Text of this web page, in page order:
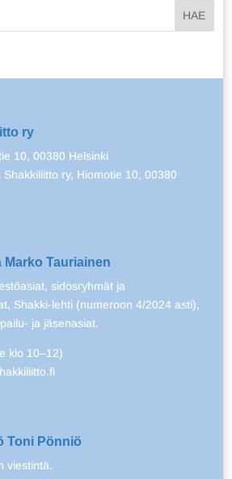
ry
10, 00380 Helsinki
ry, Hiomotie 10, 00380
Tauriainen
sidosryhmät ja
Shakki-lehti (numeroon 4/2024 asti),
ja jäsenasiat.
klo 10–12)
Toni Pönniö
viestintä.